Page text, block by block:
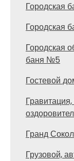
Городская
Городская
Городская
баня №5
Гостевой
Гранд
Грузовой,